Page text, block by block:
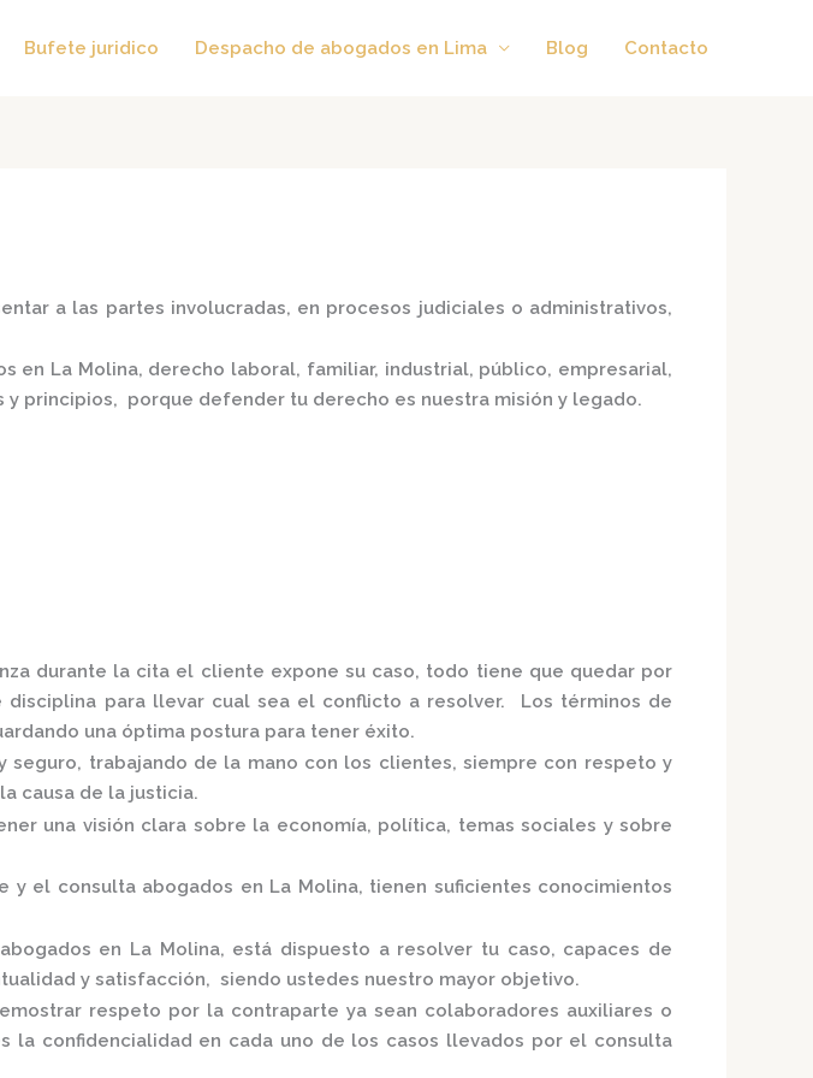
Bufete juridico Despacho de abogados en Lima Blog Contacto
a las partes involucradas, en procesos judiciales o administrativos,
en La Molina, derecho laboral, familiar, industrial, público, empresarial,
principios, porque defender tu derecho es nuestra misión y legado.
durante la cita el cliente expone su caso, todo tiene que quedar por
para llevar cual sea el conflicto a resolver. Los términos de
una óptima postura para tener éxito.
seguro, trabajando de la mano con los clientes, siempre con respeto y
causa de la justicia.
una visión clara sobre la economía, política, temas sociales y sobre
y el consulta abogados en La Molina, tienen suficientes conocimientos
abogados en La Molina, está dispuesto a resolver tu caso, capaces de
y satisfacción, siendo ustedes nuestro mayor objetivo.
respeto por la contraparte ya sean colaboradores auxiliares o
la confidencialidad en cada uno de los casos llevados por el consulta